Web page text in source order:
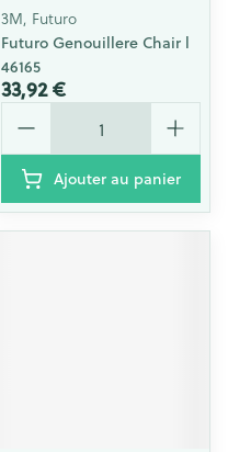
3M, Futuro
Futuro Genouillere Chair l
46165
33,92 €
Quantité
Ajouter au panier